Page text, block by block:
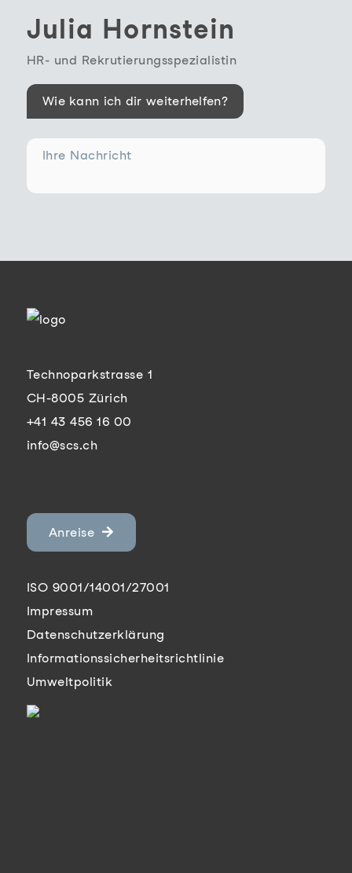
Julia Hornstein
HR- und Rekrutierungsspezialistin
Wie kann ich dir weiterhelfen?
Ihre Nachricht
Technoparkstrasse 1
CH-8005 Zürich
+41 43 456 16 00
info@scs.ch
Anreise
ISO 9001/14001/27001
Impressum
Datenschutzerklärung
Informationssicherheitsrichtlinie
Umweltpolitik